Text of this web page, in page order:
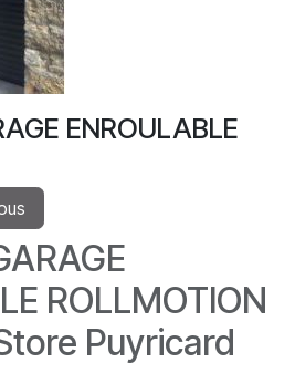
ENROULABLE
ROLLMOTION
Puyricard